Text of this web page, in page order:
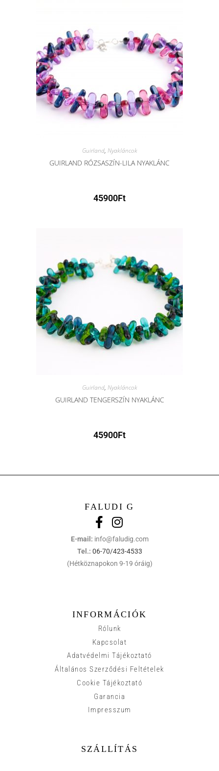
Guirland, Nyakláncok
GUIRLAND RÓZSASZÍN-LILA NYAKLÁNC
45900Ft
Guirland, Nyakláncok
GUIRLAND TENGERSZÍN NYAKLÁNC
45900Ft
FALUDI G
E-mail: info@faludig.com
Tel.: 06-70/423-4533
(Hétköznapokon 9-19 óráig)
INFORMÁCIÓK
Rólunk
Kapcsolat
Adatvédelmi Tájékoztató
Általános Szerződési Feltételek
Cookie Tájékoztató
Garancia
Impresszum
SZÁLLÍTÁS